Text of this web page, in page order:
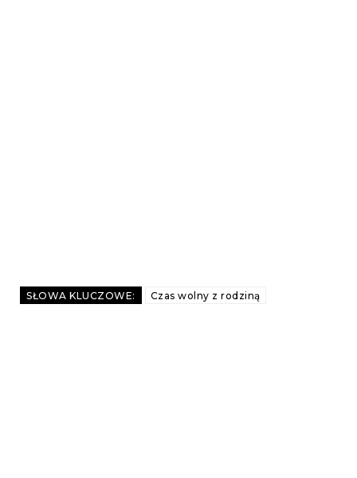
SŁOWA KLUCZOWE: Czas wolny z rodziną